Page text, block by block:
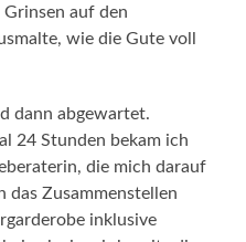
auf den
wie die Gute voll
dann abgewartet.
24 Stunden bekam ich
die mich darauf
das Zusammenstellen
inklusive